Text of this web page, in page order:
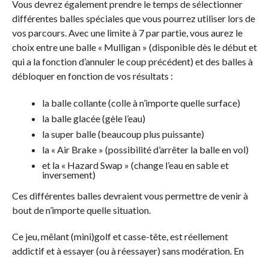
Vous devrez également prendre le temps de sélectionner
différentes balles spéciales que vous pourrez utiliser lors de
vos parcours. Avec une limite à 7 par partie, vous aurez le
choix entre une balle « Mulligan » (disponible dès le début et
qui a la fonction d’annuler le coup précédent) et des balles à
débloquer en fonction de vos résultats :
la balle collante (colle à n’importe quelle surface)
la balle glacée (gèle l’eau)
la super balle (beaucoup plus puissante)
la « Air Brake » (possibilité d’arrêter la balle en vol)
et la « Hazard Swap » (change l’eau en sable et
inversement)
Ces différentes balles devraient vous permettre de venir à
bout de n’importe quelle situation.
Ce jeu, mêlant (mini)golf et casse-tête, est réellement
addictif et à essayer (ou à réessayer) sans modération. En